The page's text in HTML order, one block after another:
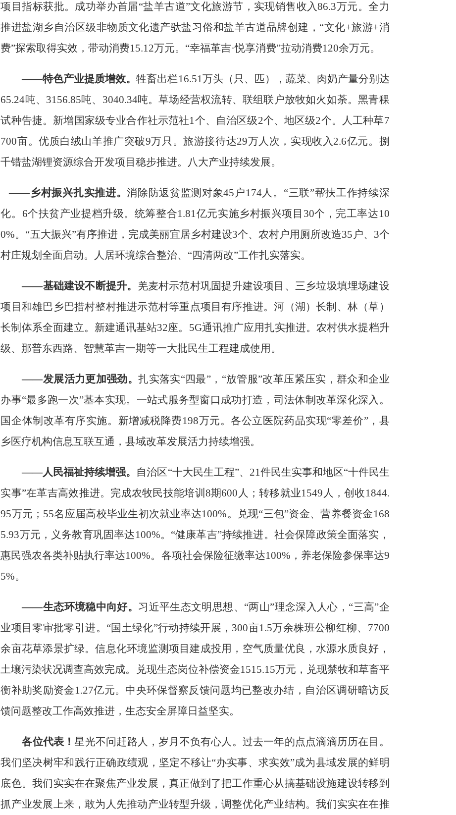
项目指标获批。 成功举办首届“盐羊古道”文化旅游节 ， 实现销售收入86.3万元。全力
推进盐湖乡自治区级非物质文化遗产驮盐习俗和盐羊古道品牌创建 ， “文化+旅游+消
费”探索取得实效，带动消费15.12万元。“幸福革吉·悦享消费”拉动消费120余万元。
——特色产业提质增效。牲畜出栏16.51万头（只、匹），蔬菜、肉奶产量分别达
65.24吨、 3156.85吨、 3040.34吨。草场经营权流转、联组联户放牧如火如荼。黑青稞
试种告捷。 新增 国家级专业合作社示范社1个、自治区级2个、地区级2个。 人工种草7
700亩。优质白绒山羊推广突破9万只。旅游接待达29万人次，实现收入2.6亿元。 捌
千错盐湖锂资源综合开发项目稳步推进。 八大产业持续发展。
——乡村振兴扎实推进。消除防返贫监测对象45 户174人。 “三联”帮扶工作持续深
化。 6个扶贫产业提档升级。统筹整合1.81亿元实施乡村振兴项目 30个 ，完工率达10
0%。 “五大振兴”有序推进， 完成美丽宜居乡村建设3个、农村户用厕所改造35 户、 3个
村庄规划全面启动。人居环境综合整治、“四清两改”工作扎实落实。
——基础建设不断提升。 羌麦村示范村巩固提升建设项目、 三乡垃圾填埋场建设
项目和雄巴乡巴措村整村推进示范村等重点项目有序推进。河（湖）长制、林（草）
长制 体系全面建立。新建通讯基站32座。 5G通讯推广应用扎实推进。农村供水提档升
级、那普东西路、智慧革吉一期等一大批民生工程建成使用。
——发展活力更加强劲。扎实落实“四最”， “放管服”改革压紧压实，群众和企业
办事“最多跑一次”基本实现。 一站式服务型窗口成功打造， 司法体制改革深化深入。
国企体制改革有序实施。 新增减税降费198万元。各公立医院药品实现“零差价”， 县
乡医疗机构信息互联互通，县域改革发展活力持续增强。
——人民福祉持续增强。 自治区“十大民生工程”、 21件民生实事和地区“十件民生
实事”在革吉高效推进。完成农牧民技能培训 8期600 人 ； 转移就业1549 人，创收1844.
95万元 ； 55名应届高校毕业生初次就业率达100%。兑现“三包”资金、营养餐资金168
5.93万元 ，义务教育巩固率达100%。“健康革吉”持续推进。 社会保障政策全面落实，
惠民强农各类补贴执行率达100%。 各项社会保险征缴率达100% ， 养老保险参保率达9
5%。
——生态环境稳中向好。 习近平生态文明思想、 “两山”理念深入人心， “三高”企
业项目零审批零引进。“国土绿化”行动持续开展， 300亩1.5万余株班公柳红柳、 7700
余亩花草添景扩绿。信息化环境监测项目建成投用， 空气质量优良，水源水质良好，
土壤污染状况调查高效完成。 兑现生态岗位补偿资金1515.15万元，兑现禁牧和草畜平
衡补助奖励资金1.27亿元。 中央环保督察反馈问题均已整改办结，自治区调研暗访反
馈问题整改工作高效推进，生态安全屏障日益坚实。
各位代表！星光不问赶路人，岁月不负有心人。 过去一年的点点滴滴历历在目。
我们坚决树牢和践行正确政绩观，坚定不移让“办实事、求实效”成为县域发展的鲜明
底色。我们实实在在聚焦产业发展 ，真正做到了把工作重心从搞基础设施建设转移到
抓产业发展上来 ，敢为人先推动产业转型升级 ，调整优化产业结构。我们实实在在推